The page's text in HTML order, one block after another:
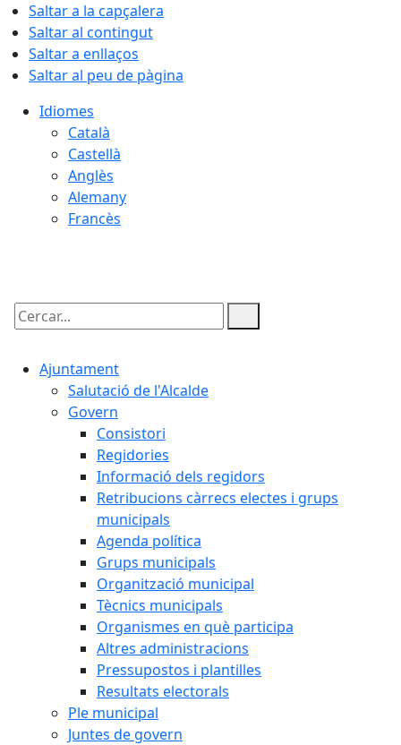
Saltar a la capçalera
Saltar al contingut
Saltar a enllaços
Saltar al peu de pàgina
Idiomes
Català
Castellà
Anglès
Alemany
Francès
Cercar:
Ajuntament
Salutació de l'Alcalde
Govern
Consistori
Regidories
Informació dels regidors
Retribucions càrrecs electes i grups
municipals
Agenda política
Grups municipals
Organització municipal
Tècnics municipals
Organismes en què participa
Altres administracions
Pressupostos i plantilles
Resultats electorals
Ple municipal
Juntes de govern